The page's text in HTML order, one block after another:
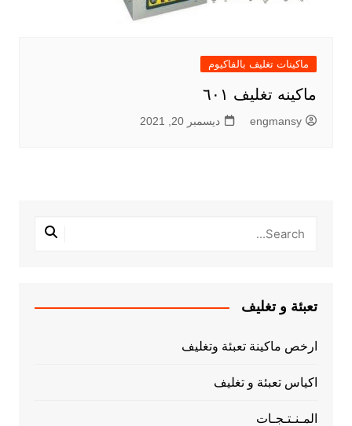
ماكينات تغليف بالفاكيوم
ماكينه تغليف ٦٠١
engmansy ديسمبر 20, 2021
تعبئة و تغليف
ارخص ماكينة تعبئة وتغليف
اكياس تعبئة و تغليف
المـنـتـجـات